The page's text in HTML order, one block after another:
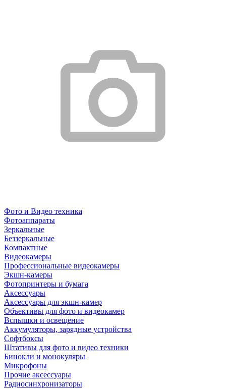
Фото и Видео техника
Фотоаппараты
Зеркальные
Беззеркальные
Компактные
Видеокамеры
Профессиональные видеокамеры
Экшн-камеры
Фотопринтеры и бумага
Аксессуары
Аксессуары для экшн-камер
Объективы для фото и видеокамер
Вспышки и освещение
Аккумуляторы, зарядные устройства
Софтбоксы
Штативы для фото и видео техники
Бинокли и монокуляры
Микрофоны
Прочие аксессуары
Радиосинхронизаторы